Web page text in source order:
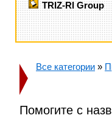
TRIZ-RI Group
Все категории »
Помогите с